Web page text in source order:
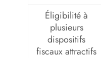
Éligibilité à
plusieurs
dispositifs
fiscaux attractifs